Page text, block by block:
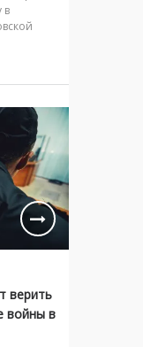
в
верить
войны в